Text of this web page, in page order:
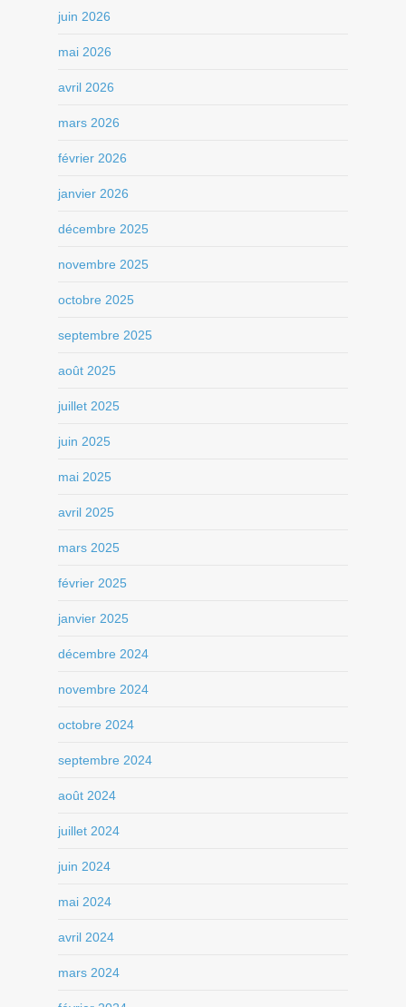
juin 2026
mai 2026
avril 2026
mars 2026
février 2026
janvier 2026
décembre 2025
novembre 2025
octobre 2025
septembre 2025
août 2025
juillet 2025
juin 2025
mai 2025
avril 2025
mars 2025
février 2025
janvier 2025
décembre 2024
novembre 2024
octobre 2024
septembre 2024
août 2024
juillet 2024
juin 2024
mai 2024
avril 2024
mars 2024